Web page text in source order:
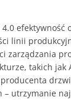
4.0 efektywność
linii
zarządzania
takich jak
– utrzymanie